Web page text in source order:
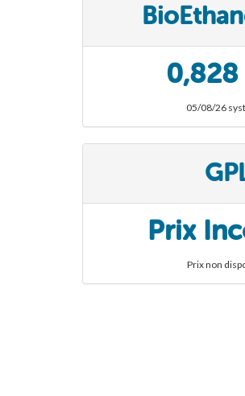
05/08/26
Prix
Prix non